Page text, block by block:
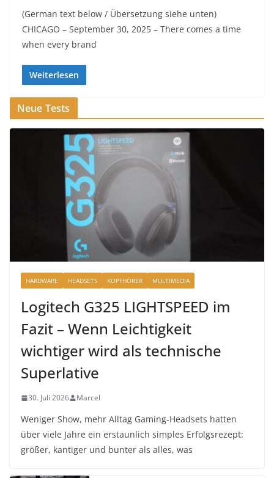
(German text below / Übersetzung siehe unten)
CHICAGO – September 30, 2025 – There comes a time
when every brand
Weiterlesen
Neue Tests
HARDWARE HEADSETS KOPFHÖRER MULTIMEDIA
Logitech G325 LIGHTSPEED im
Fazit – Wenn Leichtigkeit
wichtiger wird als technische
Superlative
30. Juli 2026 Marcel
Weniger Show, mehr Alltag Gaming-Headsets hatten
über viele Jahre ein erstaunlich simples Erfolgsrezept:
größer, kantiger und bunter als alles, was